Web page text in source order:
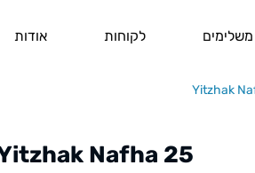
לקוחות אודות
Yitzhak
Nafha 25